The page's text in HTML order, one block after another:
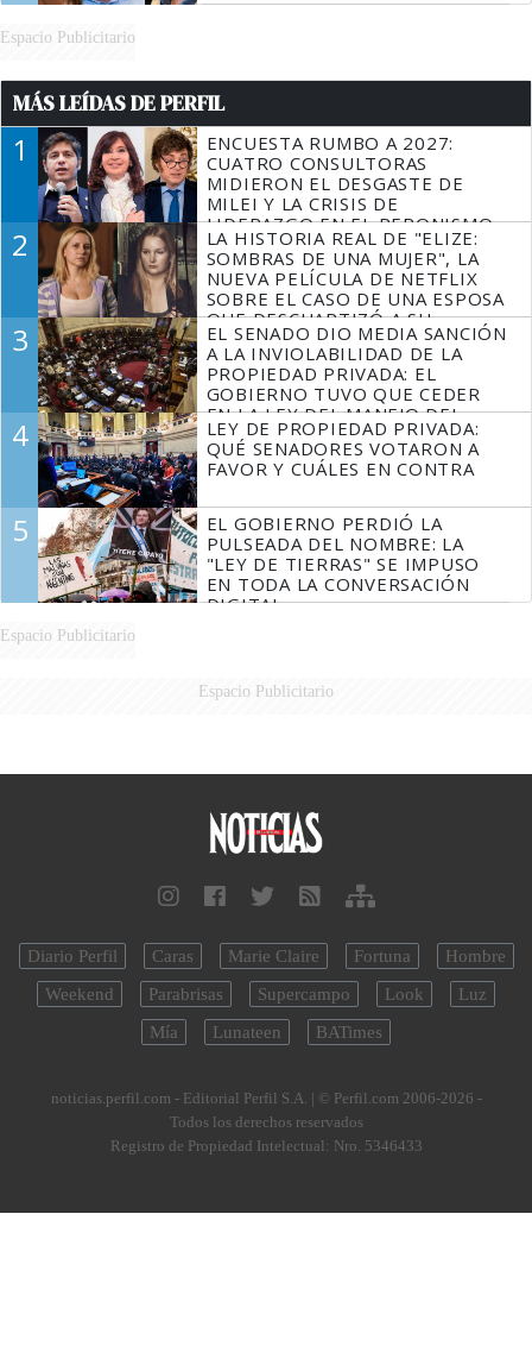
Espacio Publicitario
MÁS LEÍDAS DE PERFIL
1
ENCUESTA RUMBO A 2027:
CUATRO CONSULTORAS
MIDIERON EL DESGASTE DE
MILEI Y LA CRISIS DE
LIDERAZGO EN EL PERONISMO
2
LA HISTORIA REAL DE "ELIZE:
SOMBRAS DE UNA MUJER", LA
NUEVA PELÍCULA DE NETFLIX
SOBRE EL CASO DE UNA ESPOSA
QUE DESCUARTIZÓ A SU
MARIDO
3
EL SENADO DIO MEDIA SANCIÓN
A LA INVIOLABILIDAD DE LA
PROPIEDAD PRIVADA: EL
GOBIERNO TUVO QUE CEDER
EN LA LEY DEL MANEJO DEL
FUEGO
4
LEY DE PROPIEDAD PRIVADA:
QUÉ SENADORES VOTARON A
FAVOR Y CUÁLES EN CONTRA
5
EL GOBIERNO PERDIÓ LA
PULSEADA DEL NOMBRE: LA
"LEY DE TIERRAS" SE IMPUSO
EN TODA LA CONVERSACIÓN
DIGITAL
Espacio Publicitario
Espacio Publicitario
Diario Perfil Caras Marie Claire Fortuna
Hombre
Weekend
Parabrisas Supercampo Look
Luz
Mía
Lunateen BATimes
noticias.perfil.com - Editorial Perfil S.A. | © Perfil.com 2006-2026 -
Todos los derechos reservados
Registro de Propiedad Intelectual: Nro. 5346433